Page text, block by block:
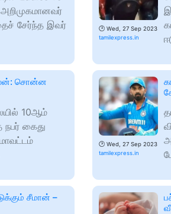
சேர்ந்த இவர்
🕑 Wed, 27 Sep 2023
tamilexpress.in
சொன்ன
10ஆம்
கைது
🕑 Wed, 27 Sep 2023
tamilexpress.in
சீமான் –